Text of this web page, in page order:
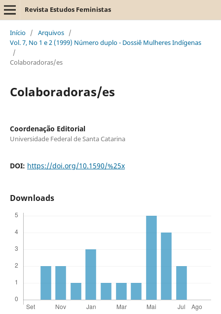
Revista Estudos Feministas
Início / Arquivos /
Vol. 7, No 1 e 2 (1999) Número duplo - Dossiê Mulheres Indígenas
/
Colaboradoras/es
Colaboradoras/es
Coordenação Editorial
Universidade Federal de Santa Catarina
DOI: https://doi.org/10.1590/%25x
Downloads